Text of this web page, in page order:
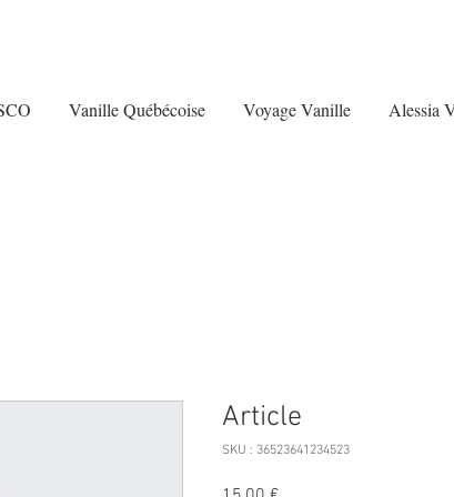
Vanille Québécoise Voyage Vanille Alessia
Article
SKU : 36523641234523